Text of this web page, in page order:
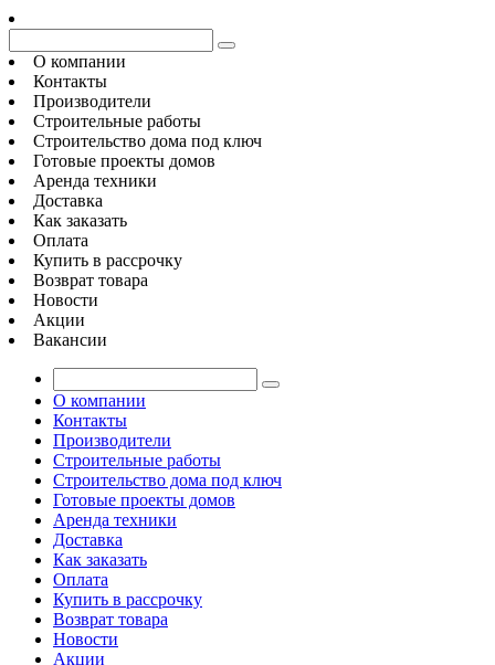
О компании
Контакты
Производители
Строительные работы
Строительство дома под ключ
Готовые проекты домов
Аренда техники
Доставка
Как заказать
Оплата
Купить в рассрочку
Возврат товара
Новости
Акции
Вакансии
О компании
Контакты
Производители
Строительные работы
Строительство дома под ключ
Готовые проекты домов
Аренда техники
Доставка
Как заказать
Оплата
Купить в рассрочку
Возврат товара
Новости
Акции